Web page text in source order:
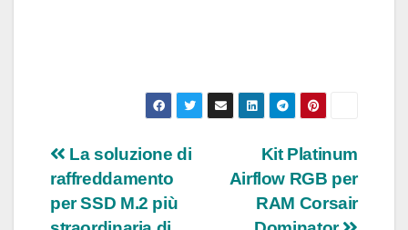
Navigazione
articoli
Kit Platinum
Airflow RGB per
RAM Corsair
La soluzione di
raffreddamento
per SSD M.2 più